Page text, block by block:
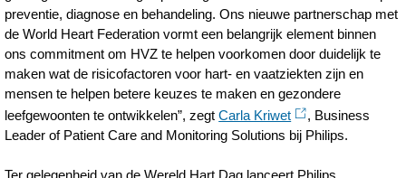
preventie, diagnose en behandeling. Ons nieuwe partnerschap met
de World Heart Federation vormt een belangrijk element binnen
ons commitment om HVZ te helpen voorkomen door duidelijk te
maken wat de risicofactoren voor hart- en vaatziekten zijn en
mensen te helpen betere keuzes te maken en gezondere
leefgewoonten te ontwikkelen”, zegtCarla Kriwet
, Business
Leader of Patient Care and Monitoring Solutions bij Philips.
Ter gelegenheid van de Wereld Hart Dag lanceert Philips